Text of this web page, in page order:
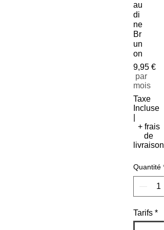
au
di
ne
Br
un
on
9,95 €
Prix
par
mois
Taxe
Incluse
+ frais
de
livraison
Quantité *
Tarifs *